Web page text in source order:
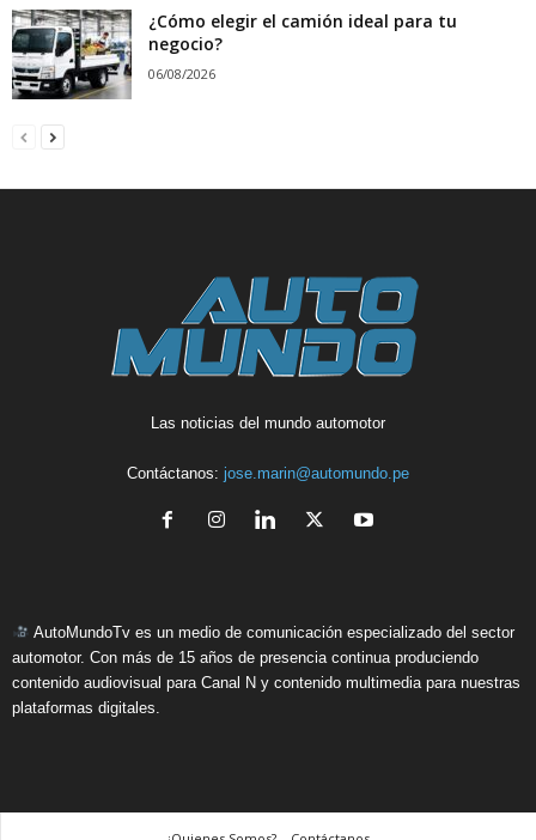
¿Cómo elegir el camión ideal para tu
negocio?
06/08/2026
Las noticias del mundo automotor
Contáctanos: jose.marin@automundo.pe
AutoMundoTv es un medio de comunicación especializado del sector
automotor. Con más de 15 años de presencia continua produciendo
contenido audiovisual para Canal N y contenido multimedia para nuestras
plataformas digitales.